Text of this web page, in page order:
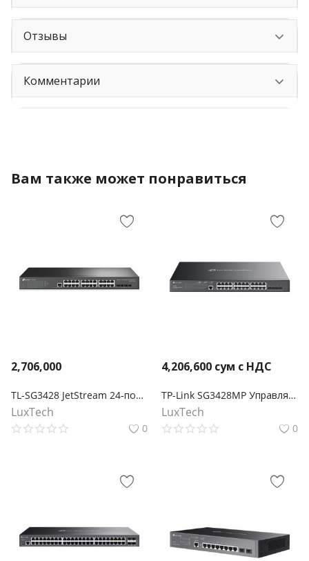
Отзывы
Комментарии
Вам также может понравиться
2,706,000
TL-SG3428 JetStream 24‑портовый гигабитный управляемый коммутатор уровня 2+ с 4 SFP‑слотами
LuxTech
0
4,206,600 сум с НДС
TP-Link SG3428MP Управляемый коммутатор Omada уровня 2+ с 24 гигабитными портами PoE+ и 4 портами SFP
LuxTech
0